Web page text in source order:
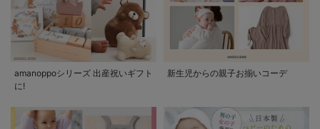
amanoppoシリーズ 出産祝いギフト
に!
新生児からの親子お揃いコーデ